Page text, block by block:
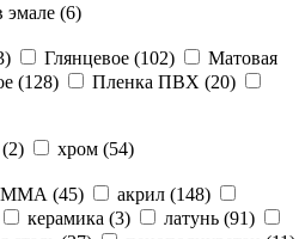
(6)
) Глянцевое (102)
Матовая
(128) Пленка ПВХ (20)
2) хром (54)
(45) акрил (148)
керамика (3) латунь (91)